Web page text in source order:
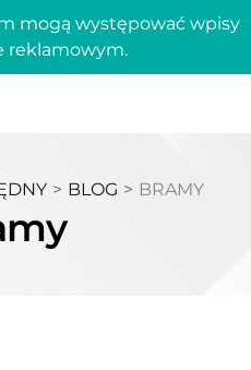
mogą występować wpisy
reklamowym.
> BLOG > BRAMY